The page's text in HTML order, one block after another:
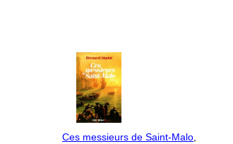
Ces messieurs de Saint-Malo,